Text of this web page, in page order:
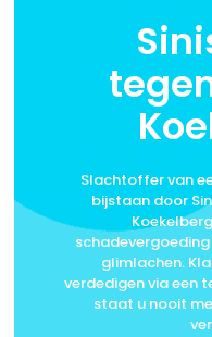
Slachtoffer van
bijstaan door
glimlachen.
verdedigen via een
staat u nooit